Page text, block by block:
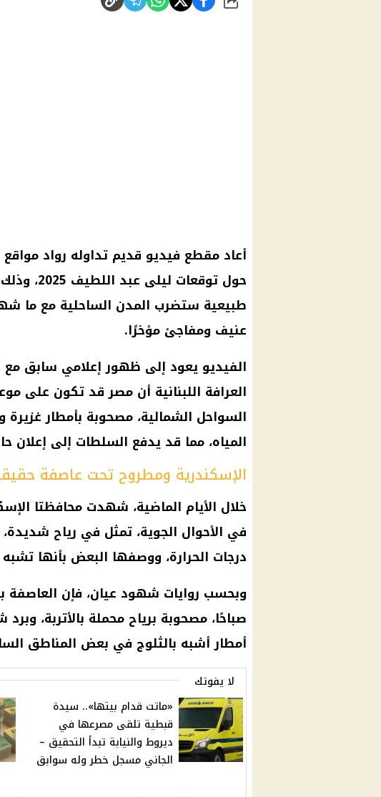
شارك
أعاد مقطع فيديو قديم تداوله رواد مواقع
حول توقعات ليلى عبد اللطيف
2025،
طبيعية ستضرب المدن الساحلية مع ما
عنيف ومفاجئ مؤخرًا.
الفيديو يعود إلى ظهور إعلامي سابق مع
العرافة اللبنانية أن مصر قد تكون على
السواحل الشمالية، مصحوبة بأمطار
المياه، مما قد يدفع السلطات إلى
الإسكندرية ومطروح تحت عاصفة
خلال الأيام الماضية، شهدت محافظتا
في الأحوال الجوية، تمثل في رياح
درجات الحرارة، ووصفها البعض بأنها تشبه
وبحسب روايات شهود عيان، فإن العاصفة
صباحًا، مصحوبة برياح محملة بالأتربة،
أمطارأشبه بالثلوج في بعض المناطق
لا يفوتك
«ماتت قدام بيتها».. سيدة
قبطية تلقى مصرعها في
ديروط والنيابة تبدأ التحقيق –
الجاني مسجل خطر وله سوابق